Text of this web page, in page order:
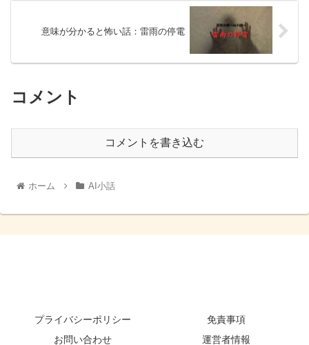
意味が分かると怖い話：雷雨の停電
コメント
コメントを書き込む
ホーム AI小話
プライバシーポリシー
免責事項
お問い合わせ
運営者情報